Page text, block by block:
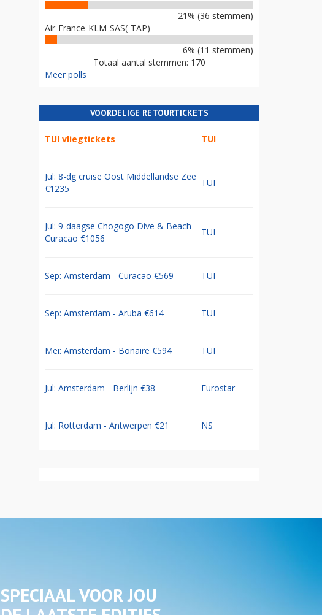
21% (36 stemmen)
Air-France-KLM-SAS(-TAP)
6% (11 stemmen)
Totaal aantal stemmen: 170
Meer polls
VOORDELIGE RETOURTICKETS
TUI vliegtickets TUI
Jul: 8-dg cruise Oost Middellandse Zee
€1235
TUI
Jul: 9-daagse Chogogo Dive & Beach
Curacao €1056
TUI
Sep: Amsterdam - Curacao €569 TUI
Sep: Amsterdam - Aruba €614 TUI
Mei: Amsterdam - Bonaire €594 TUI
Jul: Amsterdam - Berlijn €38 Eurostar
Jul: Rotterdam - Antwerpen €21 NS
SPECIAAL VOOR JOU